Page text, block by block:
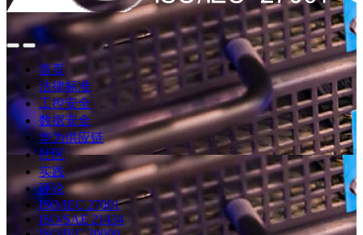
点
搜
索
点
此
导
航
首页
法律标准
工控安全
数据安全
华为供应链
社区
实践
评论
ISO/IEC 27001
ISO/SAE 21434